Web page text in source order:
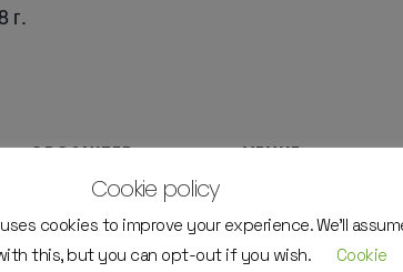
г.
ORGANIZER
Walltopia Climbing Center
View Organizer Website
VENUE
bul. Tsarigradsko shose
111V
Cookie policy
cookies to improve your experience. We'll
this, but you can opt-out if you wish.
Cookie